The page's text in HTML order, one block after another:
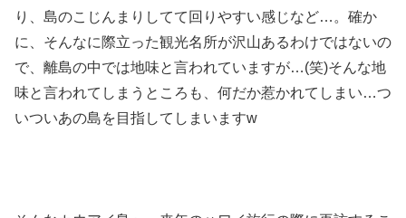
り、島のこじんまりしてて回りやすい感じなど…。確か
に、そんなに際立った観光名所が沢山あるわけではないの
で、離島の中では地味と言われていますが…(笑)そんな地
味と言われてしまうところも、何だか惹かれてしまい…つ
いついあの島を目指してしまいますw